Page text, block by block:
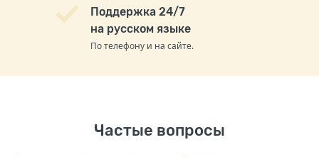
Поддержка 24/7
на русском языке
По телефону и на сайте.
Частые вопросы